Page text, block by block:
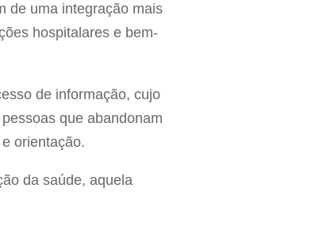
de uma integração mais
hospitalares e bem-
de informação, cujo
que abandonam
orientação.
da saúde, aquela